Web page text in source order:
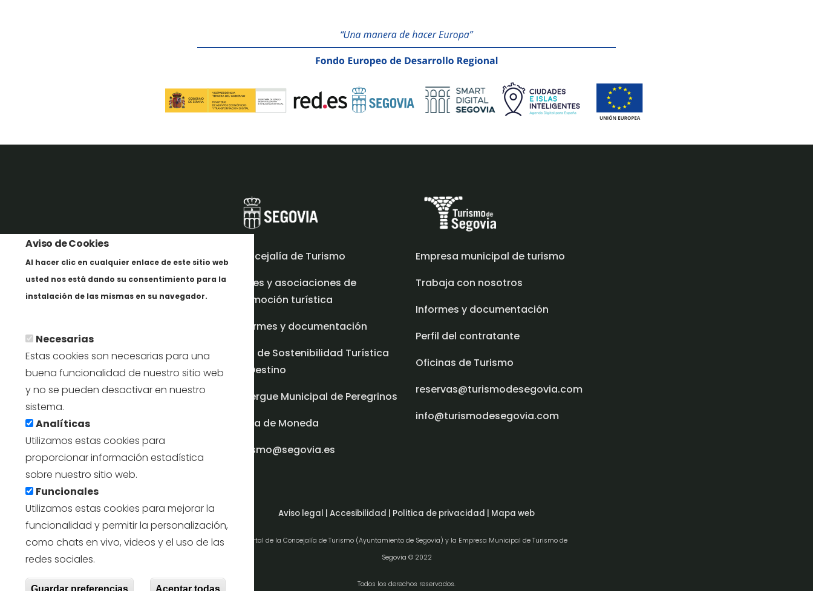
Aviso de Cookies
Al hacer clic en cualquier enlace de este sitio web
usted nos está dando su consentimiento para la
instalación de las mismas en su navegador.
Necesarias
Estas cookies son necesarias para una
buena funcionalidad de nuestro sitio web
y no se pueden desactivar en nuestro
sistema.
Analíticas
Utilizamos estas cookies para
proporcionar información estadística
sobre nuestro sitio web.
Funcionales
Utilizamos estas cookies para mejorar la
funcionalidad y permitir la personalización,
como chats en vivo, videos y el uso de las
redes sociales.
Guardar preferencias Aceptar todas
Concejalía de Turismo
Redes y asociaciones de
promoción turística
Informes y documentación
Plan de Sostenibilidad Turística
en Destino
Albergue Municipal de Peregrinos
Casa de Moneda
turismo@segovia.es
Empresa municipal de turismo
Trabaja con nosotros
Informes y documentación
Perfil del contratante
Oficinas de Turismo
reservas@turismodesegovia.com
info@turismodesegovia.com
Aviso legal | Accesibilidad | Politica de privacidad | Mapa web
Portal de la Concejalía de Turismo (Ayuntamiento de Segovia) y la Empresa Municipal de Turismo de
Segovia © 2022
Todos los derechos reservados.